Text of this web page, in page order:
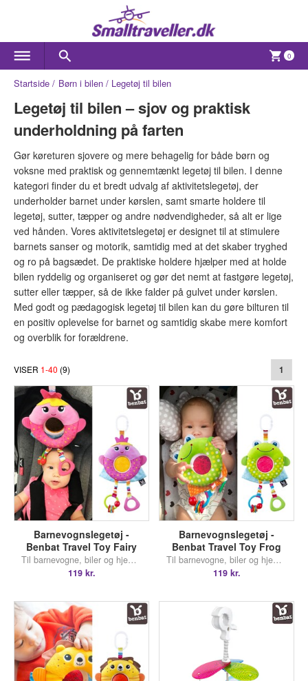
0
Startside Børn i bilen Legetøj til bilen
Legetøj til bilen – sjov og praktisk
underholdning på farten
Gør køreturen sjovere og mere behagelig for både børn og
voksne med praktisk og gennemtænkt legetøj til bilen. I denne
kategori finder du et bredt udvalg af aktivitetslegetøj, der
underholder barnet under kørslen, samt smarte holdere til
legetøj, sutter, tæpper og andre nødvendigheder, så alt er lige
ved hånden. Vores aktivitetslegetøj er designet til at stimulere
barnets sanser og motorik, samtidig med at det skaber tryghed
og ro på bagsædet. De praktiske holdere hjælper med at holde
bilen ryddelig og organiseret og gør det nemt at fastgøre legetøj,
sutter eller tæpper, så de ikke falder på gulvet under kørslen.
Med godt og pædagogisk legetøj til bilen kan du gøre bilturen til
en positiv oplevelse for barnet og samtidig skabe mere komfort
og overblik for forældrene.
VISER 1-40 (9) 1
Barnevognslegetøj -
Benbat Travel Toy Fairy
Til barnevogne, biler og hjemmebrug
119 kr.
Barnevognslegetøj -
Benbat Travel Toy Frog
Til barnevogne, biler og hjemmebrug
119 kr.